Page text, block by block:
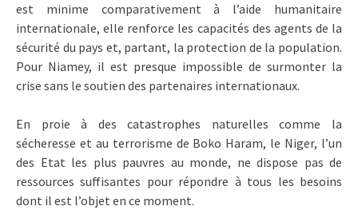
est minime comparativement à l’aide humanitaire
internationale, elle renforce les capacités des agents de la
sécurité du pays et, partant, la protection de la population.
Pour Niamey, il est presque impossible de surmonter la
crise sans le soutien des partenaires internationaux.
En proie à des catastrophes naturelles comme la
sécheresse et au terrorisme de Boko Haram, le Niger, l’un
des Etat les plus pauvres au monde, ne dispose pas de
ressources suffisantes pour répondre à tous les besoins
dont il est l’objet en ce moment.